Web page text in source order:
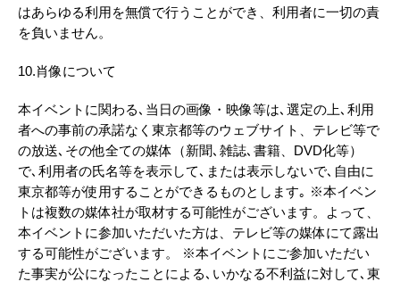
はあらゆる利用を無償で行うことができ、利用者に一切の責
を負いません。
10.肖像について
本イベントに関わる､当日の画像・映像等は､選定の上､利用
者への事前の承諾なく東京都等のウェブサイト、テレビ等で
の放送､その他全ての媒体（新聞､雑誌､書籍、DVD化等）
で､利用者の氏名等を表示して､または表示しないで､自由に
東京都等が使用することができるものとします｡ ※本イベン
トは複数の媒体社が取材する可能性がございます。よって、
本イベントに参加いただいた方は、テレビ等の媒体にて露出
する可能性がございます。 ※本イベントにご参加いただい
た事実が公になったことによる､いかなる不利益に対して､東